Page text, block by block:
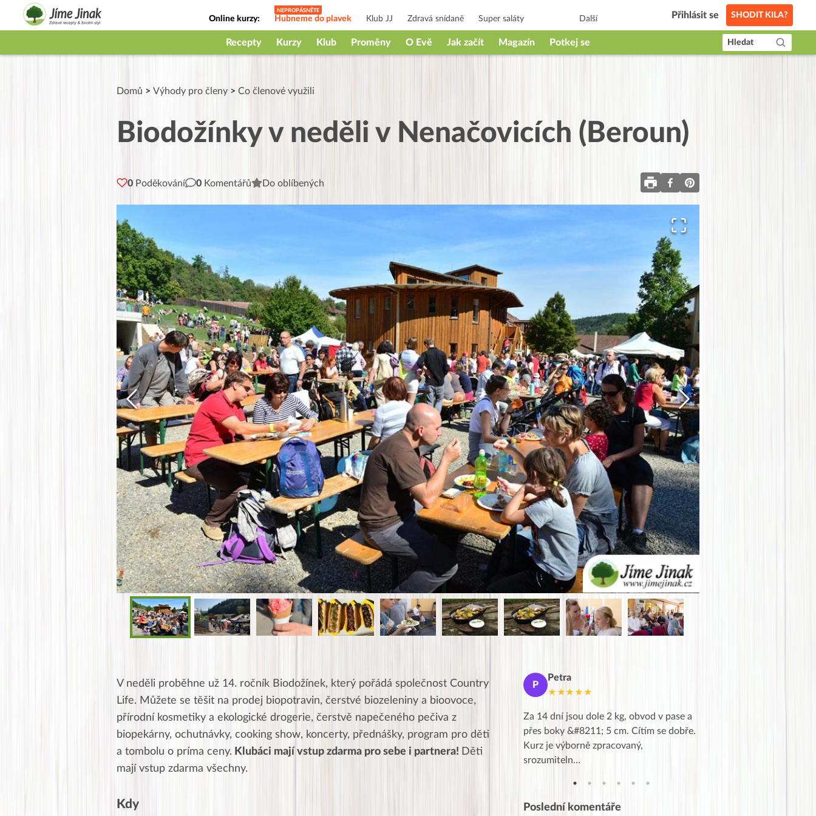
Online kurzy: Hubneme do plavek Klub JJ Zdravá snídaně Super saláty
Jak na babičky
Další Přihlásit se SHODIT KILA?
Recepty Kurzy Klub Proměny O Evě Jak začít Magazín Potkej se Hledat
Domů > Výhody pro členy > Co členové využili
Biodožínky v neděli v Nenačovicích (Beroun)
0 Poděkování 0 Komentářů Do oblíbených
V neděli proběhne už 14. ročník Biodožínek, který pořádá společnost Country
Life. Můžete se těšit na prodej biopotravin, čerstvé biozeleniny a bioovoce,
přírodní kosmetiky a ekologické drogerie, čerstvě napečeného pečiva z
biopekárny, ochutnávky, cooking show, koncerty, přednášky, program pro děti
a tombolu o príma ceny. Klubáci mají vstup zdarma pro sebe i partnera! Děti
mají vstup zdarma všechny.
Kdy
J
Jana
Moc Vám všem děkuji za krásný pátek,
obzvlášť velké poděkování, obdiv a
uznání pro hlavní dvojici Peťa a Gábi!! 👏
P
Petra
★★★★★
Za 14 dní jsou dole 2 kg, obvod v pase a
přes boky &#8211; 5 cm. Cítím se dobře.
Kurz je výborně zpracovaný,
srozumiteln…
Poslední komentáře